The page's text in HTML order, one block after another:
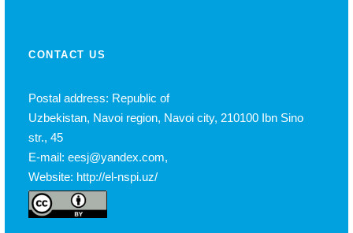
CONTACT US
Postal address: Republic of
Uzbekistan, Navoi region, Navoi city, 210100 Ibn Sino
str., 45
E-mail: eesj@yandex.com,
Website: http://el-nspi.uz/